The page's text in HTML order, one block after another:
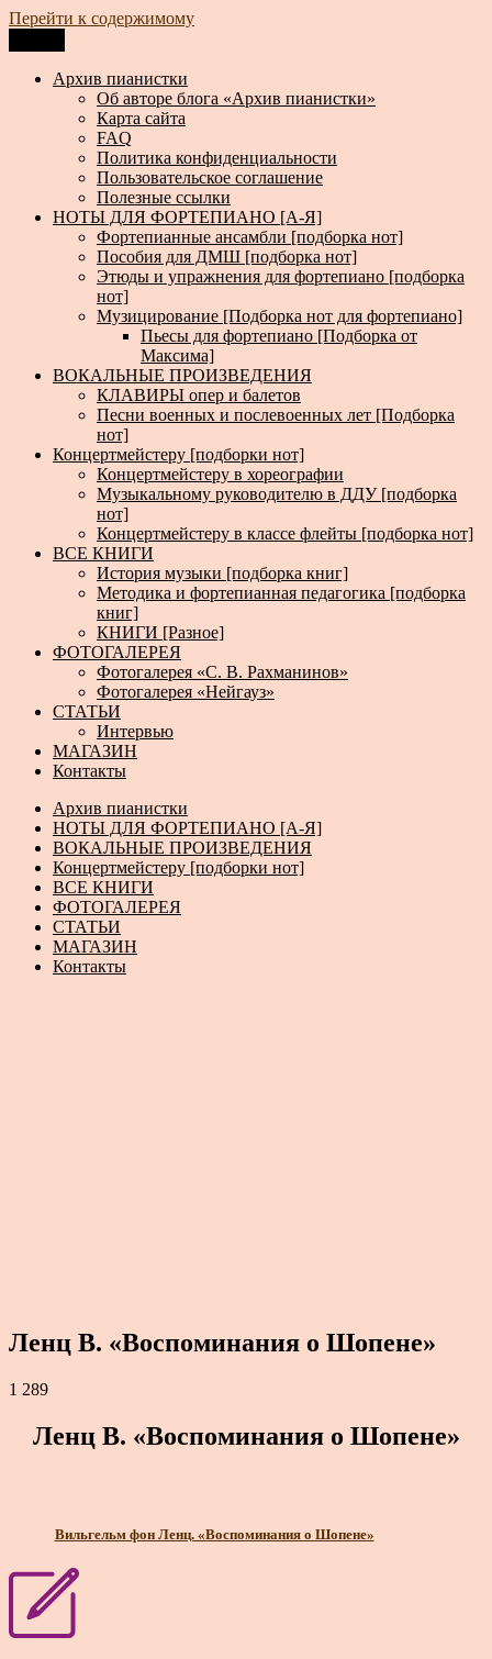
Перейти к содержимому
Архив пианистки
Всё для пианистов: ноты, книги, музыка, статьи…
Архив пианистки
Об авторе блога «Архив пианистки»
Карта сайта
FAQ
Политика конфиденциальности
Пользовательское соглашение
Полезные ссылки
НОТЫ ДЛЯ ФОРТЕПИАНО [А-Я]
Фортепианные ансамбли [подборка нот]
Пособия для ДМШ [подборка нот]
Этюды и упражнения для фортепиано [подборка
нот]
Музицирование [Подборка нот для фортепиано]
Пьесы для фортепиано [Подборка от
Максима]
ВОКАЛЬНЫЕ ПРОИЗВЕДЕНИЯ
КЛАВИРЫ опер и балетов
Песни военных и послевоенных лет [Подборка
нот]
Концертмейстеру [подборки нот]
Концертмейстеру в хореографии
Музыкальному руководителю в ДДУ [подборка
нот]
Концертмейстеру в классе флейты [подборка нот]
ВСЕ КНИГИ
История музыки [подборка книг]
Методика и фортепианная педагогика [подборка
книг]
КНИГИ [Разное]
ФОТОГАЛЕРЕЯ
Фотогалерея «С. В. Рахманинов»
Фотогалерея «Нейгауз»
СТАТЬИ
Интервью
МАГАЗИН
Контакты
Архив пианистки
НОТЫ ДЛЯ ФОРТЕПИАНО [А-Я]
ВОКАЛЬНЫЕ ПРОИЗВЕДЕНИЯ
Концертмейстеру [подборки нот]
ВСЕ КНИГИ
ФОТОГАЛЕРЕЯ
СТАТЬИ
МАГАЗИН
Контакты
Ленц В. «Воспоминания о Шопене»
1 289
Ленц В. «Воспоминания о Шопене»
Вильгельм фон Ленц. «Воспоминания о Шопене»